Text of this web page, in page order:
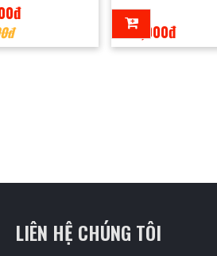
790,000đ
LIÊN HỆ CHÚNG TÔI